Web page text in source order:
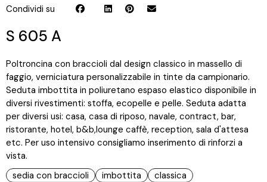
Condividi su
S 605 A
Poltroncina con braccioli dal design classico in massello di
faggio, verniciatura personalizzabile in tinte da campionario.
Seduta imbottita in poliuretano espaso elastico disponibile in
diversi rivestimenti: stoffa, ecopelle e pelle. Seduta adatta
per diversi usi: casa, casa di riposo, navale, contract, bar,
ristorante, hotel, b&b,lounge caffè, reception, sala d'attesa
etc. Per uso intensivo consigliamo inserimento di rinforzi a
vista.
sedia con braccioli
imbottita classica